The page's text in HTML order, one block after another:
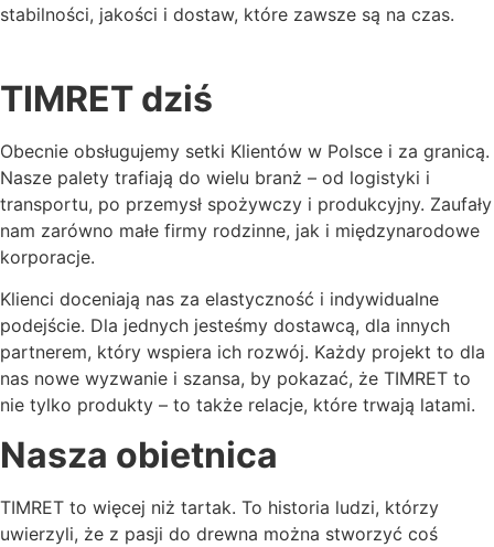
stabilności, jakości i dostaw, które zawsze są na czas.
TIMRET dziś
Obecnie obsługujemy setki Klientów w Polsce i za granicą.
Nasze palety trafiają do wielu branż – od logistyki i
transportu, po przemysł spożywczy i produkcyjny. Zaufały
nam zarówno małe firmy rodzinne, jak i międzynarodowe
korporacje.
Klienci doceniają nas za elastyczność i indywidualne
podejście. Dla jednych jesteśmy dostawcą, dla innych
partnerem, który wspiera ich rozwój. Każdy projekt to dla
nas nowe wyzwanie i szansa, by pokazać, że TIMRET to
nie tylko produkty – to także relacje, które trwają latami.
Nasza obietnica
TIMRET to więcej niż tartak. To historia ludzi, którzy
uwierzyli, że z pasji do drewna można stworzyć coś